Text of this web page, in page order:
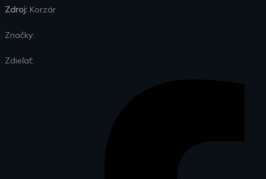
Zdroj: Korzár
Značky:
Zdieľať: